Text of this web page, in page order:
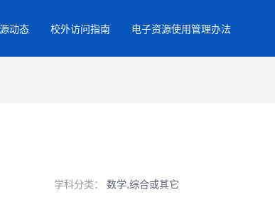
动态 校外访问指南 电子资源使用管理办法
学科分类： 数学,综合或其它